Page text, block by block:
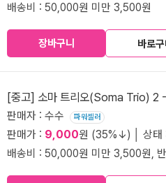
배송비 : 50,000원 미만 3,500원
장바구니 바로구
[중고] 소마 트리오(Soma Trio) 2
판매자 : 수수 파워셀러
판매가 : 9,000원 (35%↓) │ 상태
배송비 : 50,000원 미만 3,500원,